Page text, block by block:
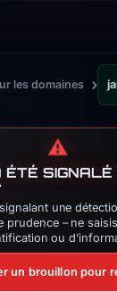
les domaines ›
⚠️
ÉTÉ SIGNALÉ
une
prudence – ne
ou
un brouillon pour